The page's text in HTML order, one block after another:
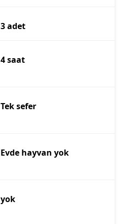
3 adet
4 saat
Tek sefer
Evde hayvan yok
yok